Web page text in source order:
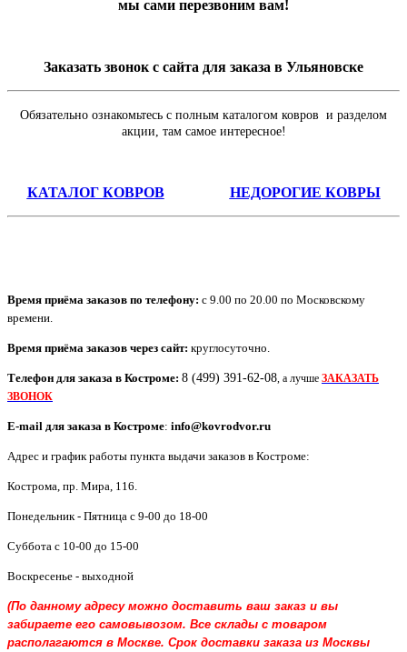
мы сами перезвоним вам!
Заказать звонок с сайта для заказа в Ульяновске
Обязательно ознакомьтесь с полным каталогом ковров и разделом
акции, там самое интересное!
КАТАЛОГ КОВРОВ НЕДОРОГИЕ КОВРЫ
Время приёма заказов по телефону: с 9.00 по 20.00 по Московскому
времени.
Время приёма заказов через сайт: круглосуточно.
Телефон для заказа в Костроме: 8 (499) 391-62-08, а лучше ЗАКАЗАТЬ
ЗВОНОК
E-mail для заказа в Костроме: info@kovrodvor.ru
Адрес и график работы пункта выдачи заказов в Костроме:
Кострома пр. Мира, 116
Понедельник - Пятница с 9-00 до 18-00
Суббота с 10-00 до 15-00
Воскресенье - выходной
(По данному адресу можно доставить ваш заказ и вы
забираете его самовывозом. Все склады с товаром
располагаются в Москве. Срок доставки заказа из Москвы